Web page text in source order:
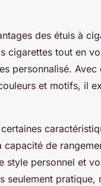
des étuis à
cigarettes tout en
personnalisé.
et motifs, il
de
personnel et
seulement pratique,